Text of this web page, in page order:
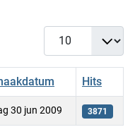
Toon #
Hits
30 jun 2009 3871